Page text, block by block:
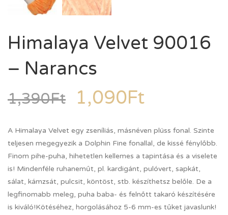
Himalaya Velvet 90016
– Narancs
1,390Ft 1,090Ft
A Himalaya Velvet egy zseníliás, másnéven plüss fonal. Szinte
teljesen megegyezik a Dolphin Fine fonallal, de kissé fénylőbb.
Finom pihe-puha, hihetetlen kellemes a tapintása és a viselete
is! Mindenféle ruhaneműt, pl. kardigánt, pulóvert, sapkát,
sálat, kámzsát, pulcsit, köntöst, stb. készíthetsz belőle. De a
legfinomabb meleg, puha baba- és felnőtt takaró készítésére
is kiváló!Kötéséhez, horgolásához 5-6 mm-es tűket javaslunk!